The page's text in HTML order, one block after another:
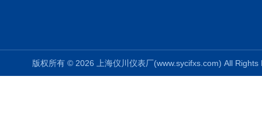
版权所有 © 2026 上海仪川仪表厂(www.sycifxs.com) All